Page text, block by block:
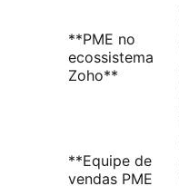
**PME no
ecossistema
Zoho**
**Equipe de
vendas PME